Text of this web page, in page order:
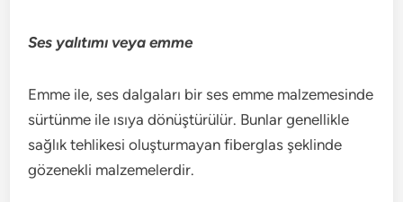
Ses yalıtımı veya emme
Emme ile, ses dalgaları bir ses emme malzemesinde
sürtünme ile ısıya dönüştürülür. Bunlar genellikle
sağlık tehlikesi oluşturmayan fiberglas şeklinde
gözenekli malzemelerdir.